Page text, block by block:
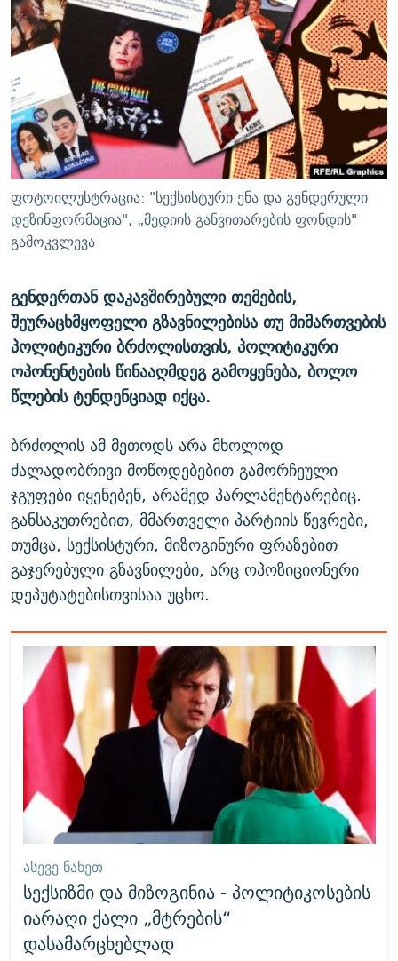
ᲛᲝᲚᲐᲞᲐᲠᲐᲙᲔ ᲢᲔᲥᲡᲢᲔᲑᲘ
ᲨᲘᲜ - ᲣᲪᲮᲝᲔᲗᲨᲘ
ᲚᲘᲢᲔᲠᲐᲢᲣᲠᲣᲚᲘ ᲬᲐᲮᲜᲐᲒᲔᲑᲘ
ᲐᲛᲔᲠᲘᲙᲣᲚᲘ ᲛᲝᲗᲮᲠᲝᲑᲐ
ᲘᲛᲞᲔᲠᲘᲐ ᲓᲐ ᲠᲐᲓᲘᲝ
ᲩᲔᲛᲘ ᲡᲘᲙᲕᲓᲘᲚᲘᲡ ᲛᲘᲖᲔᲖᲘᲐ COVID-19
11 ᲬᲔᲚᲘ - 11 ᲐᲛᲑᲐᲕᲘ
ᲡᲐᲞᲐᲠᲚᲐᲛᲔᲜᲢᲝ ᲐᲠᲩᲔᲕᲜᲔᲑᲘᲡ ᲘᲡᲢᲝᲠᲘᲐ
ᲑᲐᲕᲨᲕᲔᲑᲘ ᲞᲠᲝᲡᲢᲘᲢᲣᲪᲘᲐᲨᲘ - ᲐᲛᲝᲣᲗᲥᲛᲔᲚᲘ ᲐᲛᲑᲐᲕᲘ
5 ᲐᲛᲑᲐᲕᲘ - 20 ᲘᲕᲜᲘᲡᲡ ᲓᲐᲨᲐᲕᲔᲑᲣᲚᲔᲑᲘ
ᲐᲒᲕᲘᲡᲢᲝᲡ ᲝᲛᲘ
ПРИВЕТ ᲙᲣᲚᲢᲣᲠᲐ
ᲒᲐᲛᲝᲘᲬᲔᲠᲔ
რთე/რთ-ის ყველა საიტი
ფოტოილუსტრაცია: "სექსისტური ენა და გენდერული
დეზინფორმაცია", „მედიის განვითარების ფონდის"
გამოკვლევა
გენდერთან დაკავშირებული თემების,
შეურაცხმყოფელი გზავნილებისა თუ მიმართვების
პოლიტიკური ბრძოლისთვის, პოლიტიკური
ოპონენტების წინააღმდეგ გამოყენება, ბოლო
წლების ტენდენციად იქცა.
ბრძოლის ამ მეთოდს არა მხოლოდ
ძალადობრივი მოწოდებებით გამორჩეული
ჯგუფები იყენებენ, არამედ პარლამენტარებიც.
განსაკუთრებით, მმართველი პარტიის წევრები,
თუმცა, სექსისტური, მიზოგინური ფრაზებით
გაჯერებული გზავნილები, არც ოპოზიციონერი
დეპუტატებისთვისაა უცხო.
ᲐᲡᲔᲕᲔ ᲜᲐᲮᲔᲗ
სექსიზმი და მიზოგინია - პოლიტიკოსების
იარაღი ქალი „მტრების“
დასამარცხებლად